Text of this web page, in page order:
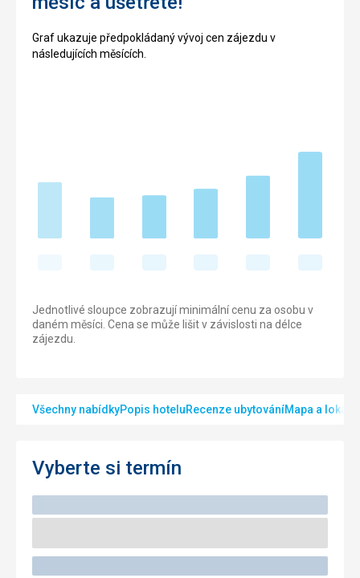
Graf ukazuje předpokládaný vývoj cen zájezdu v
následujících měsících.
Jednotlivé sloupce zobrazují minimální cenu za osobu v
daném měsíci. Cena se může lišit v závislosti na délce
zájezdu.
Všechny nabídkyPopis hoteluRecenze ubytováníMapa a
Vyberte si termín